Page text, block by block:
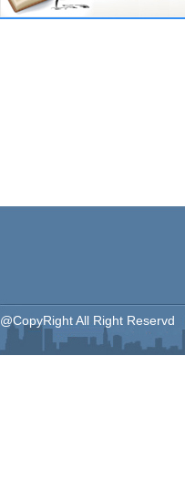
@CopyRight All Right Reservd